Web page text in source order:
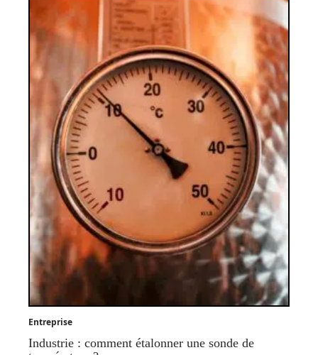
Entreprise
Industrie : comment étalonner une sonde de